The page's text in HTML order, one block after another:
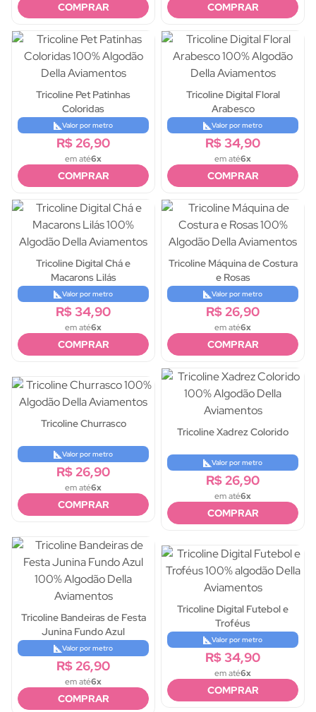
COMPRAR COMPRAR
Tricoline Pet Patinhas
Coloridas
Valor por metro
R$ 26,90
em até6x
COMPRAR
Tricoline Digital Floral
Arabesco
Valor por metro
R$ 34,90
em até6x
COMPRAR
Tricoline Digital Chá e
Macarons Lilás
Valor por metro
R$ 34,90
em até6x
COMPRAR
Tricoline Máquina de Costura
e Rosas
Valor por metro
R$ 26,90
em até6x
COMPRAR
Tricoline Churrasco
Valor por metro
R$ 26,90
em até6x
COMPRAR
Tricoline Xadrez Colorido
Valor por metro
R$ 26,90
em até6x
COMPRAR
Tricoline Bandeiras de Festa
Junina Fundo Azul
Valor por metro
R$ 26,90
em até6x
COMPRAR
Tricoline Digital Futebol e
Troféus
Valor por metro
R$ 34,90
em até6x
COMPRAR